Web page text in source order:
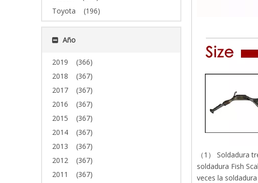
Toyota
(196)
Año
2019
(366)
2018
(367)
2017
(367)
2016
(367)
2015
(367)
2014
(367)
2013
(367)
2012
(367)
2011
(367)
（1） Soldadura
soldadura Fish
veces la